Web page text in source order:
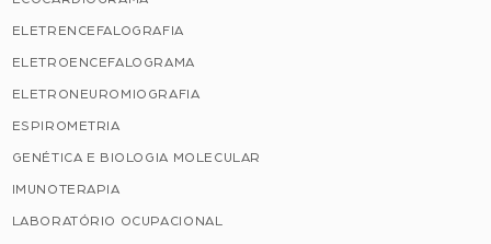
ELETRENCEFALOGRAFIA
ELETROENCEFALOGRAMA
ELETRONEUROMIOGRAFIA
ESPIROMETRIA
GENÉTICA E BIOLOGIA MOLECULAR
IMUNOTERAPIA
LABORATÓRIO OCUPACIONAL